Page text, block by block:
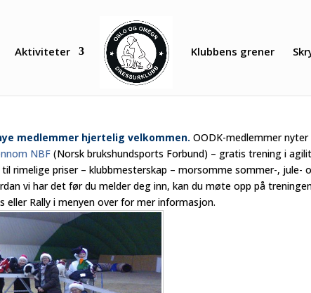
Aktiviteter Klubbens grener
medlemmer hjertelig velkommen. OODK-medlemmer
NBF (Norsk brukshundsports Forbund) – gratis trening i
rimelige priser – klubbmesterskap – morsomme sommer-, jule-
vi har det før du melder deg inn, kan du møte opp på
eller Rally i menyen over for mer informasjon.